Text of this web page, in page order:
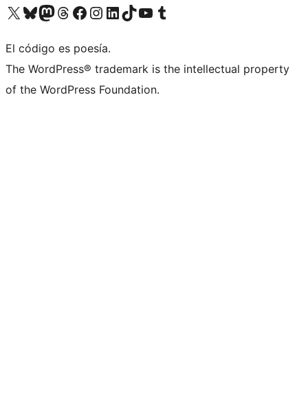
Visit our X (formerly Twitter) account
Visit our Bluesky account
Visit our Mastodon account
Visit our Threads account
Visit our Facebook page
Visit our Instagram account
Visit our LinkedIn account
Visit our TikTok account
Visit our YouTube channel
Visit our Tumblr account
El código es poesía.
The WordPress® trademark is the intellectual property
of the WordPress Foundation.